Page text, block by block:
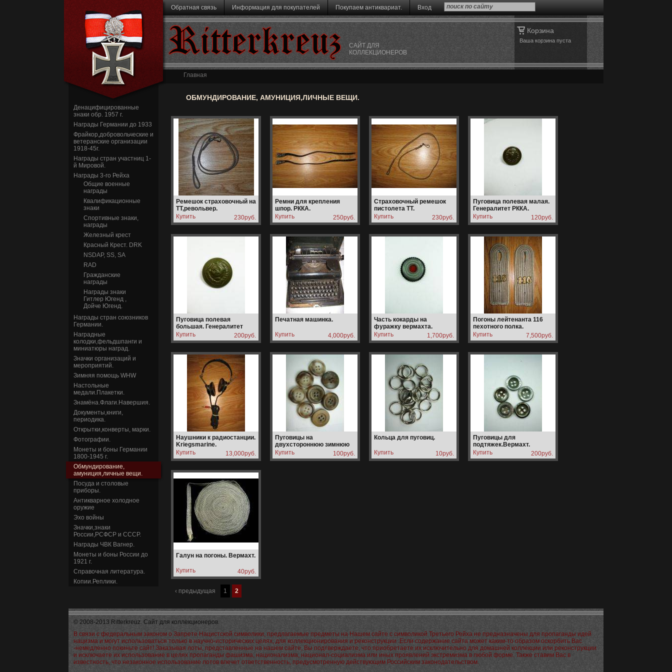
Перейти к основному содержанию
Денацифицированные
знаки обр. 1957 г.
Награды Германии до 1933
Фрайкор,добровольческие и
ветеранские организации
1918-45г.
Награды стран участниц 1-
й Мировой.
Награды 3-го Рейха
Общие военные
награды
Квалификационные
знаки
Спортивные знаки,
награды
Железный крест
Красный Крест. DRK
NSDAP, SS, SA
RAD
Гражданские
награды
Награды знаки
Гитлер Югенд ,
Дойче Югенд.
Награды стран союзников
Германии.
Наградные
колодки,фельдшпанги и
миниатюры наград.
Значки организаций и
мероприятий.
Зимняя помощь WHW
Настольные
медали.Плакетки.
Знамёна.Флаги.Навершия.
Документы,книги,
периодика.
Открытки,конверты, марки.
Фотографии.
Монеты и боны Германии
1800-1945 г.
Обмундирование,
амуниция,личные вещи.
Посуда и столовые
приборы.
Антикварное холодное
оружие
Эхо войны
Значки,знаки
России,РСФСР и СССР.
Награды ЧВК Вагнер.
Монеты и боны России до
1921 г.
Справочная литература.
Копии.Реплики.
Обратная связь Информация для покупателей Покупаем антиквариат. Вход поиск по сайту
Ritterkreuz
САЙТ ДЛЯ
КОЛЛЕКЦИОНЕРОВ
Корзина
Ваша корзина пуста
Главная
ОБМУНДИРОВАНИЕ, АМУНИЦИЯ,ЛИЧНЫЕ ВЕЩИ.
Ремешок страховочный на
ТТ,револьвер.
230руб.
Ремни для крепления
шпор. РККА.
250руб.
Страховочный ремешок
пистолета ТТ.
230руб.
Пуговица полевая малая.
Генералитет РККА.
120руб.
Пуговица полевая
большая. Генералитет
РККА.
200руб.
Печатная машинка.
4,000руб.
Часть кокарды на
фуражку вермахта.
1,700руб.
Погоны лейтенанта 116
пехотного полка.
7,500руб.
Наушники к радиостанции.
Kriegsmarine.
13,000руб.
Пуговицы на
двухстороннюю зимнюю
куртку. Вермахт
100руб.
Кольца для пуговиц.
10руб.
Пуговицы для
подтяжек.Вермахт.
200руб.
Галун на погоны. Вермахт.
40руб.
‹ предыдущая 1 2
© 2008-2013 Ritterkreuz. Сайт для коллекционеров.
В связи с федеральным законом о Запрете Нацистской символики, предлагаемые предметы на Нашем сайте с символикой Третьего Рейха не предназначены для пропаганды идей
нацизма и могут использоваться только в научно-исторических целях, для коллекционирования и реконструкции .Если содержание сайта может каким-то образом оскорбить Вас
-немедленно покиньте сайт! Заказывая лоты, представленные на нашем сайте, Вы подтверждаете, что приобретаете их исключительно для домашней коллекции или реконструкции
и исключаете их использование в целях пропаганды фашизма, национализма, национал-социализма или иных проявлений экстремизма в любой форме. Также ставим Вас в
известность, что незаконное использование лотов влечет ответственность, предусмотренную действующим Российским законодательством.